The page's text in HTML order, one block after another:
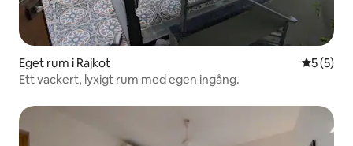
Eget rum i Rajkot 5 av 5 i
5 (5)
Ett vackert, lyxigt rum med egen ingång.